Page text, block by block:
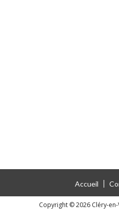
Accueil
Copyright © 2026 Cléry-en-